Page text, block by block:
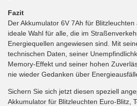
Fazit
Der Akkumulator 6V 7Ah für
ideale Wahl für alle, die im
Energiequellen angewiesen sind. Mit
technischen Daten, seiner
Memory-Effekt und seiner hohen
nie wieder Gedanken über
Sichern Sie sich jetzt diesen speziell
Akkumulator für Blitzleuchten Euro-Blitz,